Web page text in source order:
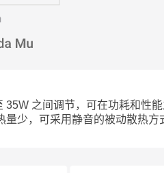
之间调节，可在功耗和性能
少，可采用静音的被动散热